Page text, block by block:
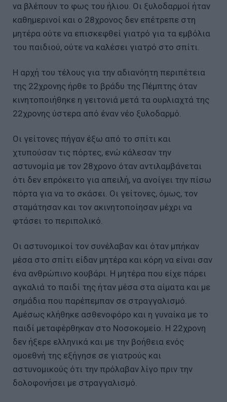
να βλέπουν το φως του ήλιου. Οι ξυλοδαρμοί ήταν
καθημερινοί και ο 28χρονος δεν επέτρεπε στη
μητέρα ούτε να επισκεφθεί γιατρό για τα εμβόλια
του παιδιού, ούτε να καλέσει γιατρό στο σπίτι.
Η αρχή του τέλους για την αδιανόητη περιπέτεια
της 22χρονης ήρθε το βράδυ της Πέμπτης όταν
κινητοποιήθηκε η γειτονιά μετά τα ουρλιαχτά της
22χρονης ύστερα από έναν νέο ξυλοδαρμό.
Οι γείτονες πήγαν έξω από το σπίτι και
χτυπούσαν τις πόρτες, ενώ κάλεσαν την
αστυνομία με τον 28χρονο όταν αντιλαμβάνεται
ότι δεν επρόκειτο για απειλή, να ανοίγει την πίσω
πόρτα για να το σκάσει. Οι γείτονες, όμως, τον
σταμάτησαν και τον ακινητοποίησαν μέχρι να
φτάσει το περιπολικό.
Οι αστυνομικοί τον συνέλαβαν και όταν μπήκαν
μέσα στο σπίτι είδαν μητέρα και κόρη να είναι σαν
ένα ανθρώπινο κουβάρι. Η μητέρα που είχε πάρει
αγκαλιά το παιδί της ήταν μέσα στα αίματα και με
σημάδια που παρέπεμπαν σε στραγγαλισμό.
Αμέσως κλήθηκε ασθενοφόρο και η γυναίκα με το
παιδί μεταφέρθηκαν στο Νοσοκομείο. Η 22χρονη
δεν ήξερε ελληνικά και με την βοήθεια ενός
ομοεθνή της εξήγησε σε γιατρούς και
αστυνομικούς ότι την πρόλαβαν λίγο πριν την
δολοφονήσει με στραγγαλισμό.